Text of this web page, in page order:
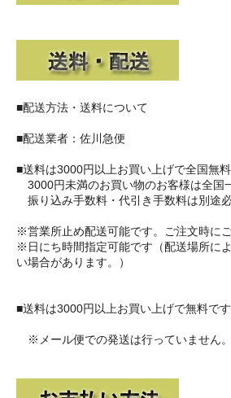
■配送方法・送料について
■配送業者：佐川急便
■送料は3000円以上お買い上げで全国無料
3000円未満のお買い物のお客様は全国
振り込み手数料・代引き手数料は別途必
※営業所止め配送可能です。ご注文時に
※日にち時間指定可能です（配送場所に
い場合があります。）
■送料は3000円以上お買い上げで無料です
※メール便での発送は行っていません。